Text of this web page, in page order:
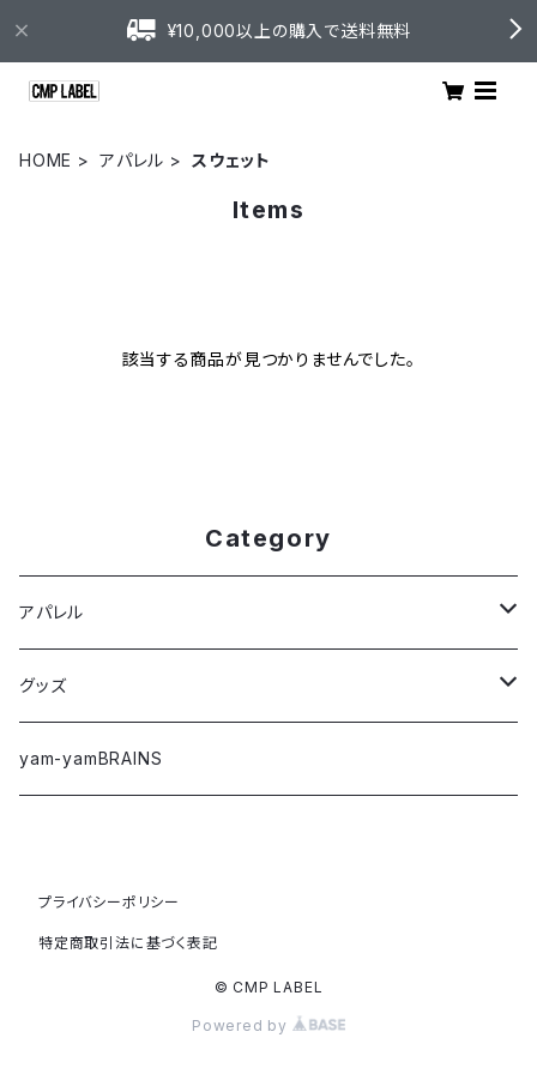
¥10,000以上の購入で送料無料
HOME アパレル スウェット
Items
該当する商品が見つかりませんでした。
Category
アパレル
Tシャツ
ロングTシャツ
ジャケット/アウター
グッズ
ステッカー
コインケース
yam-yamBRAINS
プライバシーポリシー
特定商取引法に基づく表記
© CMP LABEL
Powered by